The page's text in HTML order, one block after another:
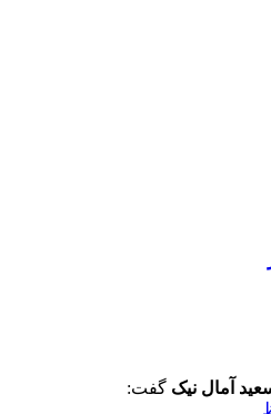
آمال نیک گفت: